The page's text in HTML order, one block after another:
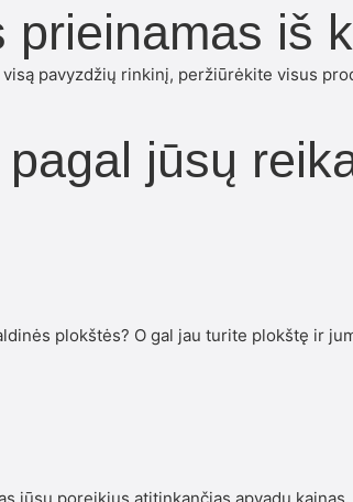
iš
pavyzdžių rinkinį, peržiūrėkite visus
jūsų
plokštės? O gal jau turite plokštę ir